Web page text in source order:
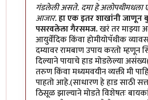
गंडलेली असते. दमा हे अलोपथीमधला
आजार.हा एक इतर शाखांनी जाणून
पसरवलेला गैरसमज.खरं तर माझ्या
आयुर्वेदिक किंवा होमीयोपॅथीक
दम्यावर रामबाण उपाय करतो म्हणून
दिल्याने पायाचे हाड मोडलेल्या
तरुण किंवा मध्यमवयीन व्यक्ती मी
पाहतो आहे.(साधारण हे हाड साठी
ठिसूळ झाल्याने मोडते विशेषतः